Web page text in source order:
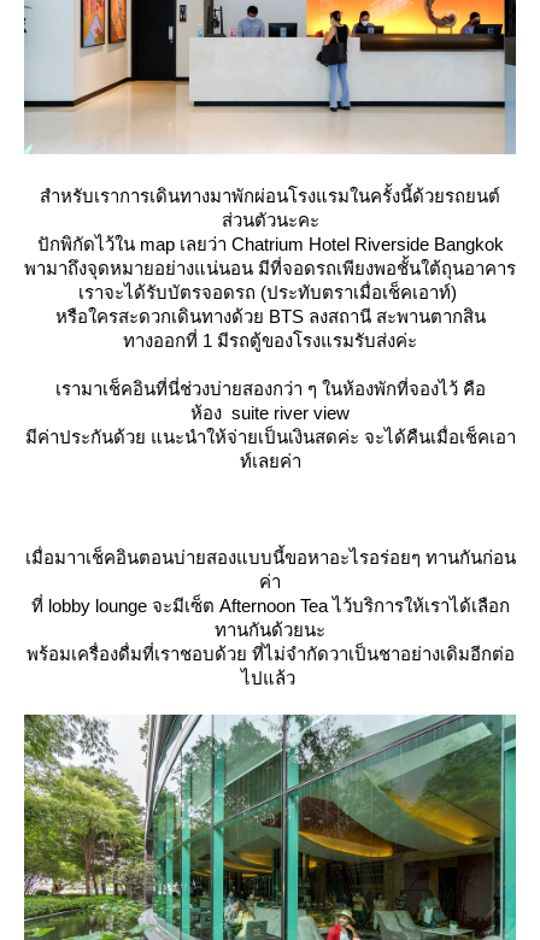
สำหรับเราการเดินทางมาพักผ่อนโรงแรมในครั้งนี้ด้วยรถยนต์
ส่วนตัวนะคะ
ปักพิกัดไว้ใน map เลยว่า Chatrium Hotel Riverside Bangkok
พามาถึงจุดหมายอย่างแน่นอน มีที่จอดรถเพียงพอชั้นใต้ถุนอาคาร
เราจะได้รับบัตรจอดรถ (ประทับตราเมื่อเช็คเอาท์)
หรือใครสะดวกเดินทางด้วย BTS ลงสถานี สะพานตากสิน
ทางออกที่ 1 มีรถตู้ของโรงแรมรับส่งค่ะ
เรามาเช็คอินที่นี่ช่วงบ่ายสองกว่า ๆ ในห้องพักที่จองไว้ คือ
ห้อง suite river view
มีค่าประกันด้วย แนะนำให้จ่ายเป็นเงินสดค่ะ จะได้คืนเมื่อเช็คเอา
ท์เลยค่า
เมื่อมาาเช็คอินตอนบ่ายสองแบบนี้ขอหาอะไรอร่อยๆ ทานกันก่อน
ค่า
ที่ lobby lounge จะมีเซ็ต Afternoon Tea ไว้บริการให้เราได้เลือก
ทานกันด้วยนะ
พร้อมเครื่องดื่มที่เราชอบด้วย ที่ไม่จำกัดวาเป็นชาอย่างเดิมอีกต่อ
ไปแล้ว